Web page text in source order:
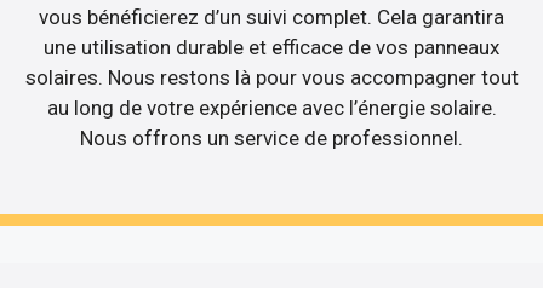
vous bénéficierez d’un suivi complet. Cela garantira
une utilisation durable et efficace de vos panneaux
solaires. Nous restons là pour vous accompagner tout
au long de votre expérience avec l’énergie solaire.
Nous offrons un service de professionnel.